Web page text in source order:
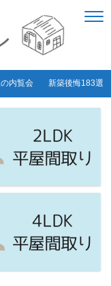
内覧会 新築後悔183選